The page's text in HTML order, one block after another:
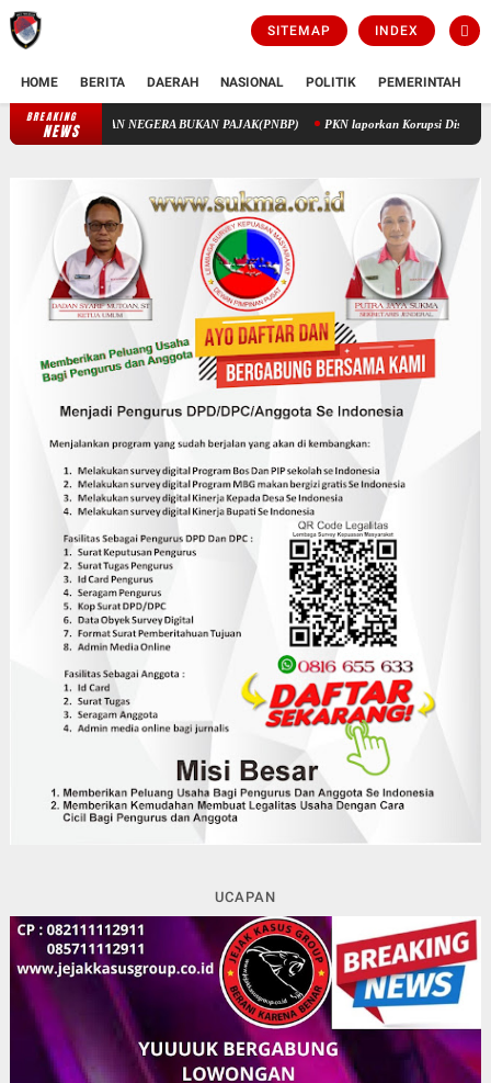
SITEMAP INDEX
HOME BERITA DAERAH NASIONAL POLITIK PEMERINTAH
BREAKING
NEWSPENGELOLAAN KEUANGAN STIK MELALUI PENERIMAAN NEGERA
UCAPAN